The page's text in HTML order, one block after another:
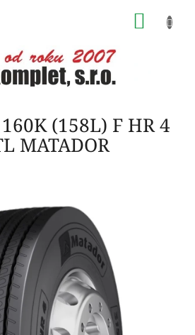
(158L) F HR 4
MATADOR